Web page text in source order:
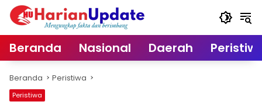
Langsung
Beranda Nasional Daerah
Beranda Peristiwa
Peristiwa